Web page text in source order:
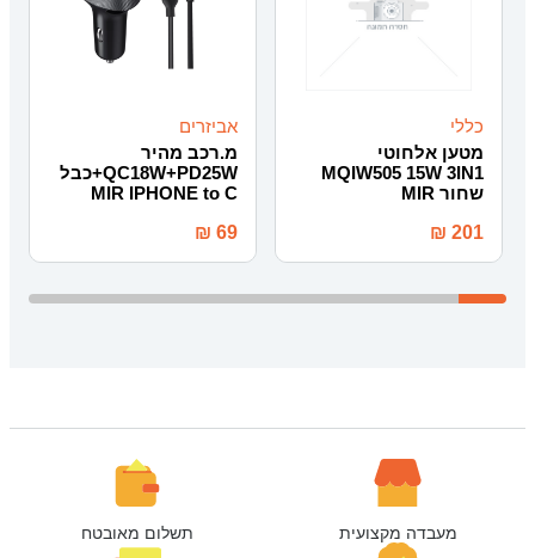
כללי
מטען אלחוטי
MQIW505 15W 3IN1
שחור MIR
₪ 201
אביזרים
מ.רכב מהיר
QC18W+PD25W+כבל
MIR IPHONE to C
₪ 69
מעבדה מקצועית תשלום מאובטח